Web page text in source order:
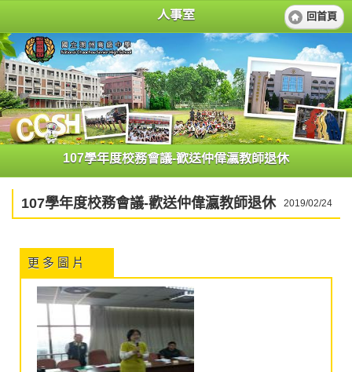
人事室 回首頁
107學年度校務會議-歡送仲偉瀛教師退休
107學年度校務會議-歡送仲偉瀛教師退休 2019/02/24
更 多 圖 片